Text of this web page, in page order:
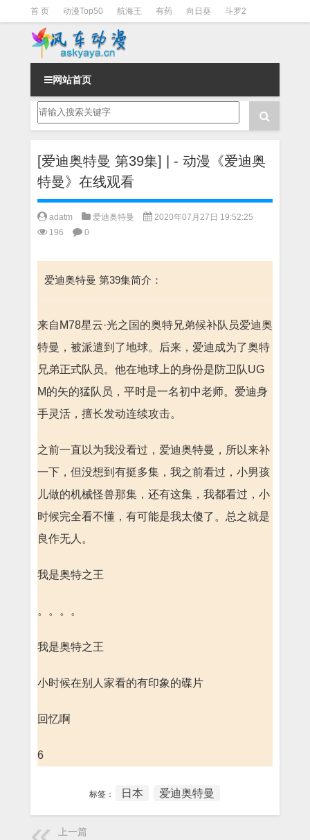
首 页 动漫Top50 航海王 有药 向日葵 斗罗2
斗罗3 火影 一拳超人
网站首页
[爱迪奥特曼 第39集] | - 动漫《爱迪奥
特曼》在线观看
adatm 爱迪奥特曼
2020年07月27日 19:52:25
196
0
爱迪奥特曼 第39集简介：
来自M78星云·光之国的奥特兄弟候补队员爱迪奥
特曼，被派遣到了地球。后来，爱迪成为了奥特
兄弟正式队员。他在地球上的身份是防卫队UG
M的矢的猛队员，平时是一名初中老师。爱迪身
手灵活，擅长发动连续攻击。
之前一直以为我没看过，爱迪奥特曼，所以来补
一下，但没想到有挺多集，我之前看过，小男孩
儿做的机械怪兽那集，还有这集，我都看过，小
时候完全看不懂，有可能是我太傻了。总之就是
良作无人。
我是奥特之王
。。。。
我是奥特之王
小时候在别人家看的有印象的碟片
回忆啊
6
标签： 日本 爱迪奥特曼
上一篇